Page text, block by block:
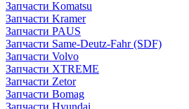
Запчасти Komatsu
Запчасти Kramer
Запчасти PAUS
Запчасти Same-Deutz-Fahr (SDF)
Запчасти Volvo
Запчасти XTREME
Запчасти Zetor
Запчасти Bomag
Запчасти Hyundai